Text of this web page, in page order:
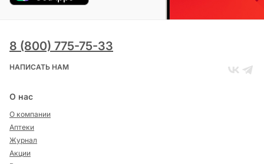
8 (800) 775-75-33
НАПИСАТЬ НАМ
О нас
О компании
Аптеки
Журнал
Акции